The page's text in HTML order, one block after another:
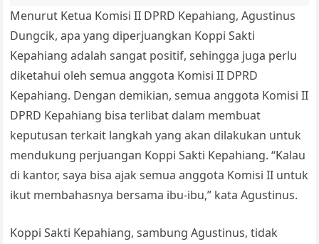
Menurut Ketua Komisi II DPRD Kepahiang, Agustinus
Dungcik, apa yang diperjuangkan Koppi Sakti
Kepahiang adalah sangat positif, sehingga juga perlu
diketahui oleh semua anggota Komisi II DPRD
Kepahiang. Dengan demikian, semua anggota Komisi II
DPRD Kepahiang bisa terlibat dalam membuat
keputusan terkait langkah yang akan dilakukan untuk
mendukung perjuangan Koppi Sakti Kepahiang. “Kalau
di kantor, saya bisa ajak semua anggota Komisi II untuk
ikut membahasnya bersama ibu-ibu,” kata Agustinus.
Koppi Sakti Kepahiang, sambung Agustinus, tidak